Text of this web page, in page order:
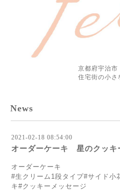
京都府宇治
住宅街の小さ
News
2021-02-18 08:54:00
オーダーケーキ 星のクッ
オーダーケーキ
#生クリーム1段タイプ#サイド小
キ#クッキーメッセージ